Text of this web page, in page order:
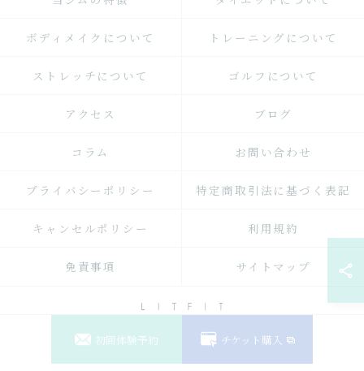
初回体験予約 チケット購入
ボディメイクについて トレーニングについて
ストレッチについて ゴルフについて
アクセス ブログ
コラム お問い合わせ
プライバシーポリシー 特定商取引法に基づく表記
キャンセルポリシー 利用規約
免責事項 サイトマップ
© 2026 東京都月島のパーソナルジムならLIT FIT ALL RIGHTS RESERVED.